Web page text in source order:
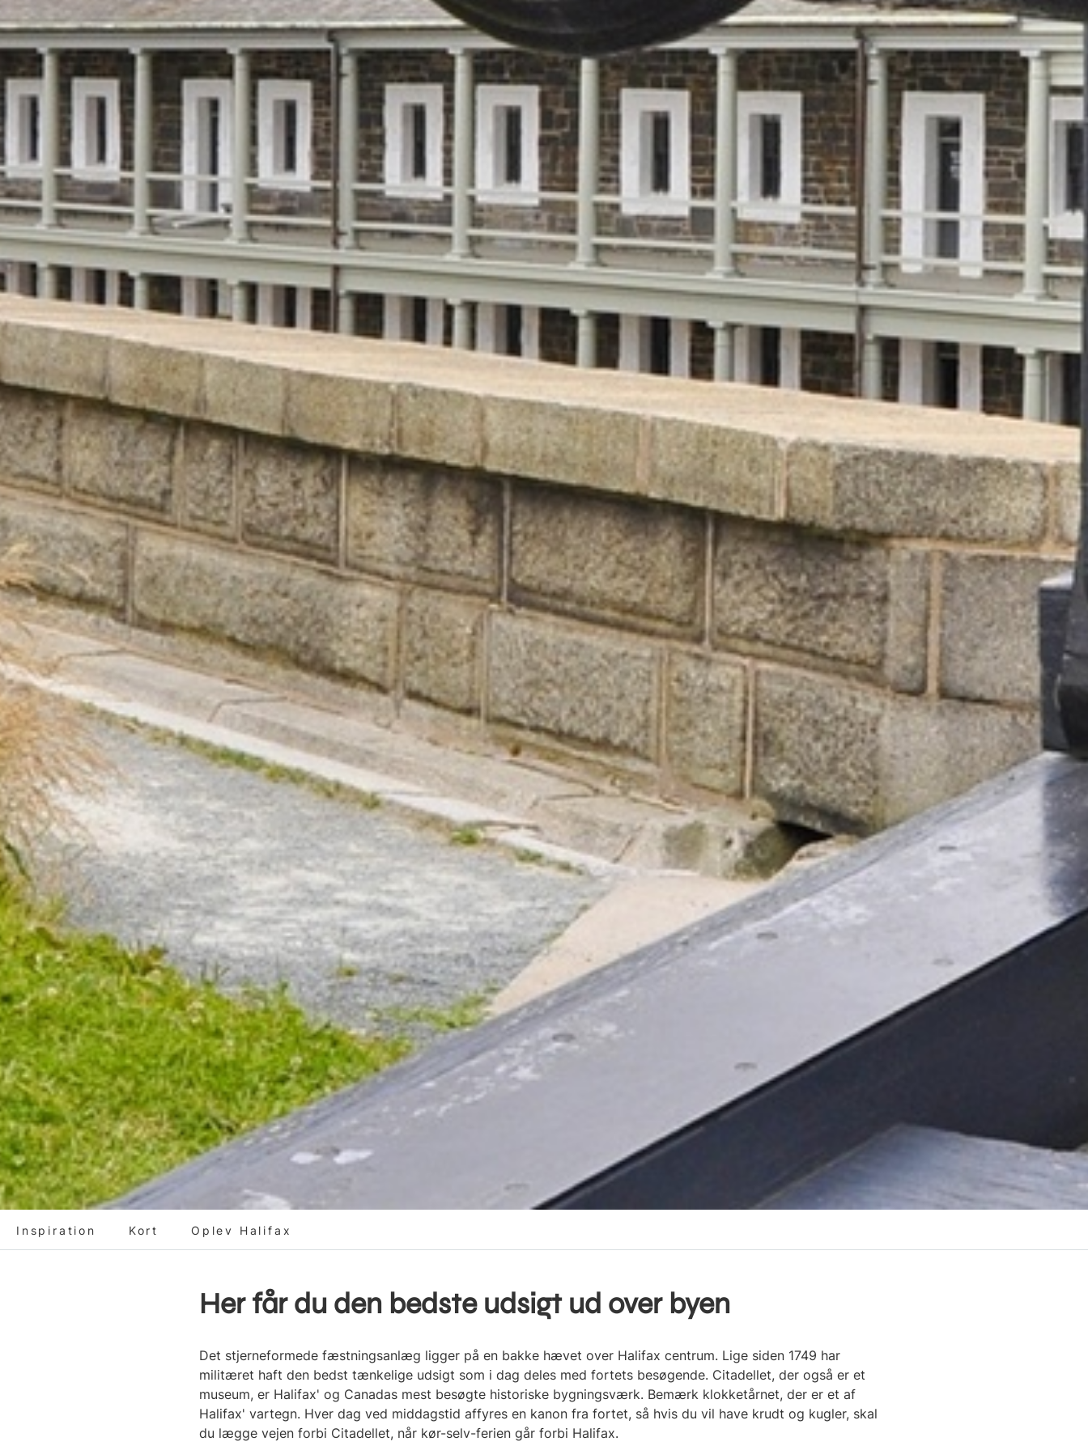
Inspiration Kort Oplev Halifax
Her får du den bedste udsigt ud over byen
Det stjerneformede fæstningsanlæg ligger på en bakke hævet over Halifax centrum. Lige siden 1749 har
militæret haft den bedst tænkelige udsigt som i dag deles med fortets besøgende. Citadellet, der også er et
museum, er Halifax' og Canadas mest besøgte historiske bygningsværk. Bemærk klokketårnet, der er et af
Halifax' vartegn. Hver dag ved middagstid affyres en kanon fra fortet, så hvis du vil have krudt og kugler, skal
du lægge vejen forbi Citadellet, når kør-selv-ferien går forbi Halifax.